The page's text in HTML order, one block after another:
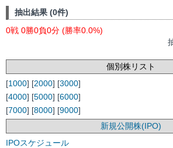
抽出結果 (0件)
0戦 0勝0負0分 (勝率0.0%)
個別株リスト
[1000] [2000] [3000]
[4000] [5000] [6000]
[7000] [8000] [9000]
新規公開株(IPO)
IPOスケジュール